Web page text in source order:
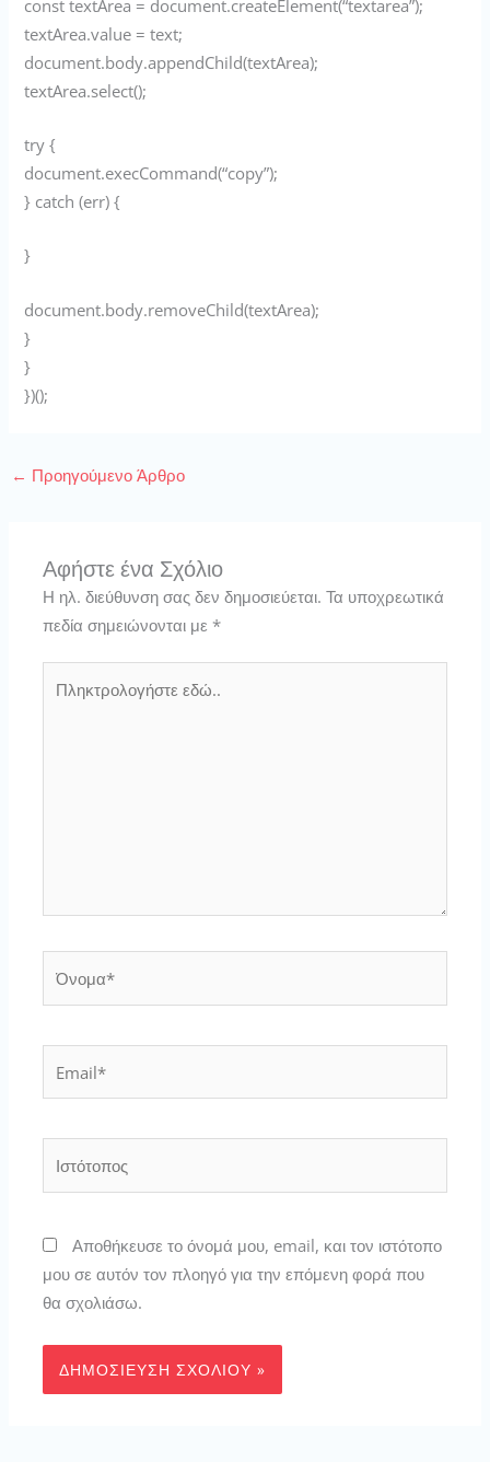
const textArea = document.createElement(“textarea”);
textArea.value = text;
document.body.appendChild(textArea);
textArea.select();
try {
document.execCommand(“copy”);
} catch (err) {
}
document.body.removeChild(textArea);
}
}
})();
← Προηγούμενο Άρθρο
Αφήστε ένα Σχόλιο
Η ηλ. διεύθυνση σας δεν δημοσιεύεται. Τα υποχρεωτικά
πεδία σημειώνονται με *
Αποθήκευσε το όνομά μου, email, και τον ιστότοπο
μου σε αυτόν τον πλοηγό για την επόμενη φορά που
θα σχολιάσω.